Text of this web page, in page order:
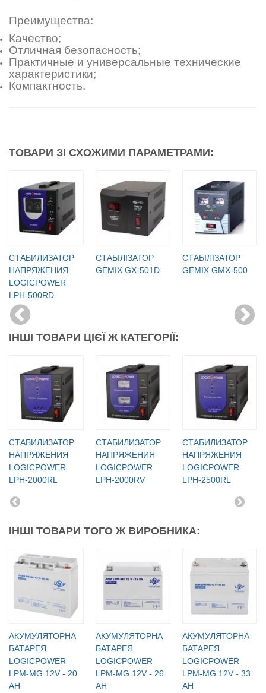
Преимущества:
Качество;
Отличная безопасность;
Практичные и универсальные технические
характеристики;
Компактность.
ТОВАРИ ЗІ СХОЖИМИ ПАРАМЕТРАМИ:
СТАБИЛИЗАТОР
НАПРЯЖЕНИЯ
LOGICPOWER
LPH-500RD
СТАБІЛІЗАТОР
GEMIX GX-501D
СТАБІЛІЗАТОР
GEMIX GMX-500
ІНШІ ТОВАРИ ЦІЄЇ Ж КАТЕГОРІЇ:
СТАБИЛИЗАТОР
НАПРЯЖЕНИЯ
LOGICPOWER
LPH-2000RL
СТАБИЛИЗАТОР
НАПРЯЖЕНИЯ
LOGICPOWER
LPH-2000RV
СТАБИЛИЗАТОР
НАПРЯЖЕНИЯ
LOGICPOWER
LPH-2500RL
ІНШІ ТОВАРИ ТОГО Ж ВИРОБНИКА:
АКУМУЛЯТОРНА
БАТАРЕЯ
LOGICPOWER
LPM-MG 12V - 20
AH
АКУМУЛЯТОРНА
БАТАРЕЯ
LOGICPOWER
LPM-MG 12V - 26
AH
АКУМУЛЯТОРНА
БАТАРЕЯ
LOGICPOWER
LPM-MG 12V - 33
AH